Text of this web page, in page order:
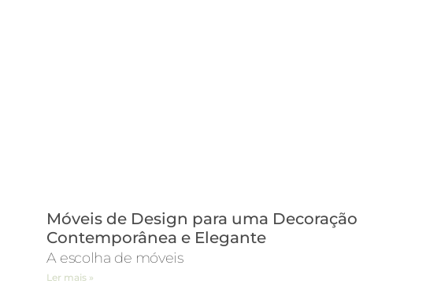
Móveis de Design para uma Decoração
Contemporânea e Elegante
A escolha de móveis
Ler mais »